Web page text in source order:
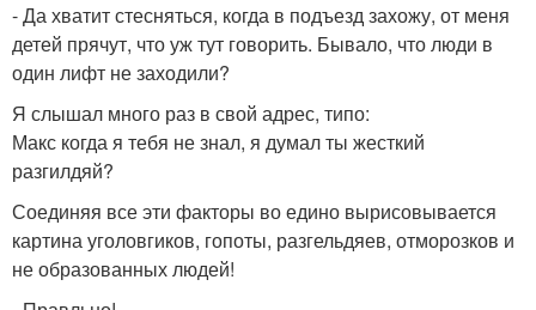
- Да хватит стесняться, когда в подъезд захожу, от меня
детей прячут, что уж тут говорить. Бывало, что люди в
один лифт не заходили?
Я слышал много раз в свой адрес, типо:
Макс когда я тебя не знал, я думал ты жесткий
разгилдяй?
Соединяя все эти факторы во едино вырисовывается
картина уголовгиков, гопоты, разгельдяев, отморозков и
не образованных людей!